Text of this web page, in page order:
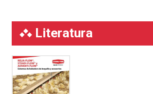
Literatura